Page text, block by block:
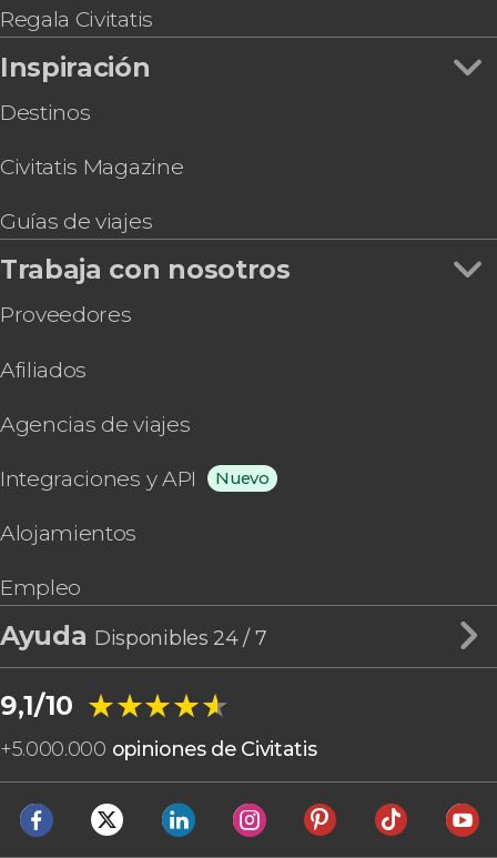
Regala Civitatis
Inspiración
Destinos
Civitatis Magazine
Guías de viajes
Trabaja con nosotros
Proveedores
Afiliados
Agencias de viajes
Integraciones y API Nuevo
Alojamientos
Empleo
Ayuda Disponibles 24 / 7
9,1/10 ★★★★★
★★★★★
+5.000.000 opiniones de Civitatis